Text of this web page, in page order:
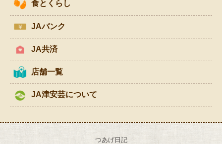
食とくらし
JAバンク
JA共済
店舗一覧
JA津安芸について
つあげ日記